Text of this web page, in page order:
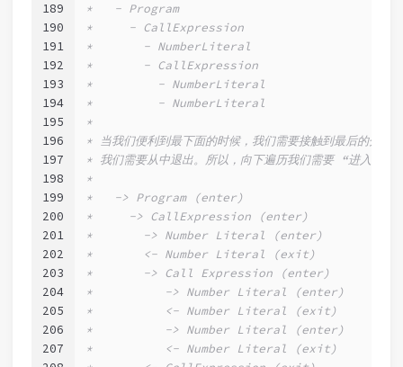
189
190
191
192
193
194
195
196
197
198
199
200
201
202
203
204
205
206
207
*   - Program
*     - CallExpression
*       - NumberLiteral
*       - CallExpression
*         - NumberLiteral
*         - NumberLiteral
*
* 当我们便利到最下面的时候，我们需要接触到最后的分支
* 我们需要从中退出。所以，向下遍历我们需要 “进入”，
*
*   -> Program (enter)
*     -> CallExpression (enter)
*       -> Number Literal (enter)
*       <- Number Literal (exit)
*       -> Call Expression (enter)
*          -> Number Literal (enter)
*          <- Number Literal (exit)
*          -> Number Literal (enter)
*          <- Number Literal (exit)